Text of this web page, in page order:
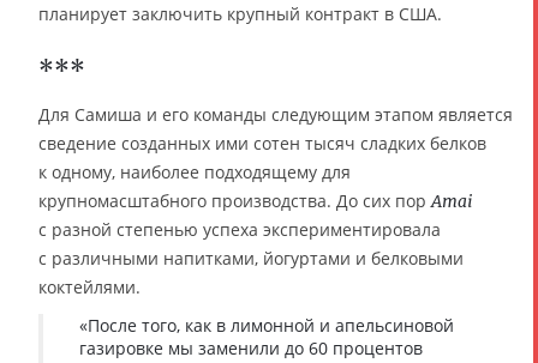
планирует заключить крупный контракт в США.
***
Для Самиша и его команды следующим этапом является
сведение созданных ими сотен тысяч сладких белков
к одному, наиболее подходящему для
крупномасштабного производства. До сих пор Amai
с разной степенью успеха экспериментировала
с различными напитками, йогуртами и белковыми
коктейлями.
«После того, как в лимонной и апельсиновой
газировке мы заменили до 60 процентов